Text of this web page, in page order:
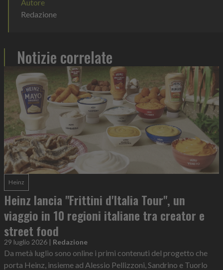
Autore
Redazione
Notizie correlate
Heinz
Heinz lancia "Frittini d'Italia Tour", un
viaggio in 10 regioni italiane tra creator e
street food
29 luglio 2026 | Redazione
Da metà luglio sono online i primi contenuti del progetto che
porta Heinz, insieme ad Alessio Pellizzoni, Sandrino e Tuorlo